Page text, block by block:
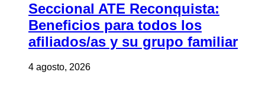
Seccional ATE Reconquista:
Beneficios para todos los
afiliados/as y su grupo familiar
4 agosto, 2026